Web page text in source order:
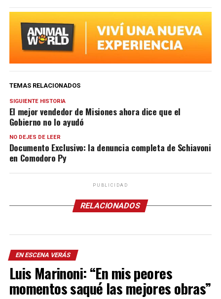
TEMAS RELACIONADOS
SIGUIENTE HISTORIA
El mejor vendedor de Misiones ahora dice que el
Gobierno no lo ayudó
NO DEJES DE LEER
Documento Exclusivo: la denuncia completa de Schiavoni
en Comodoro Py
PUBLICIDAD
RELACIONADOS
EN ESCENA VERÁS
Luis Marinoni: “En mis peores
momentos saqué las mejores obras”